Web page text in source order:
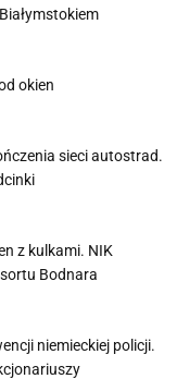
okien
sieci autostrad.
z kulkami. NIK
Bodnara
niemieckiej policji.